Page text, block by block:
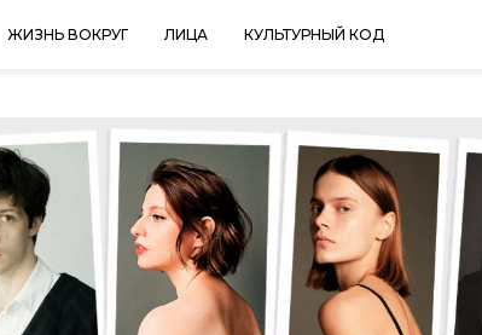
ЖИЗНЬ ВОКРУГ ЛИЦА КУЛЬТУРНЫЙ КОД